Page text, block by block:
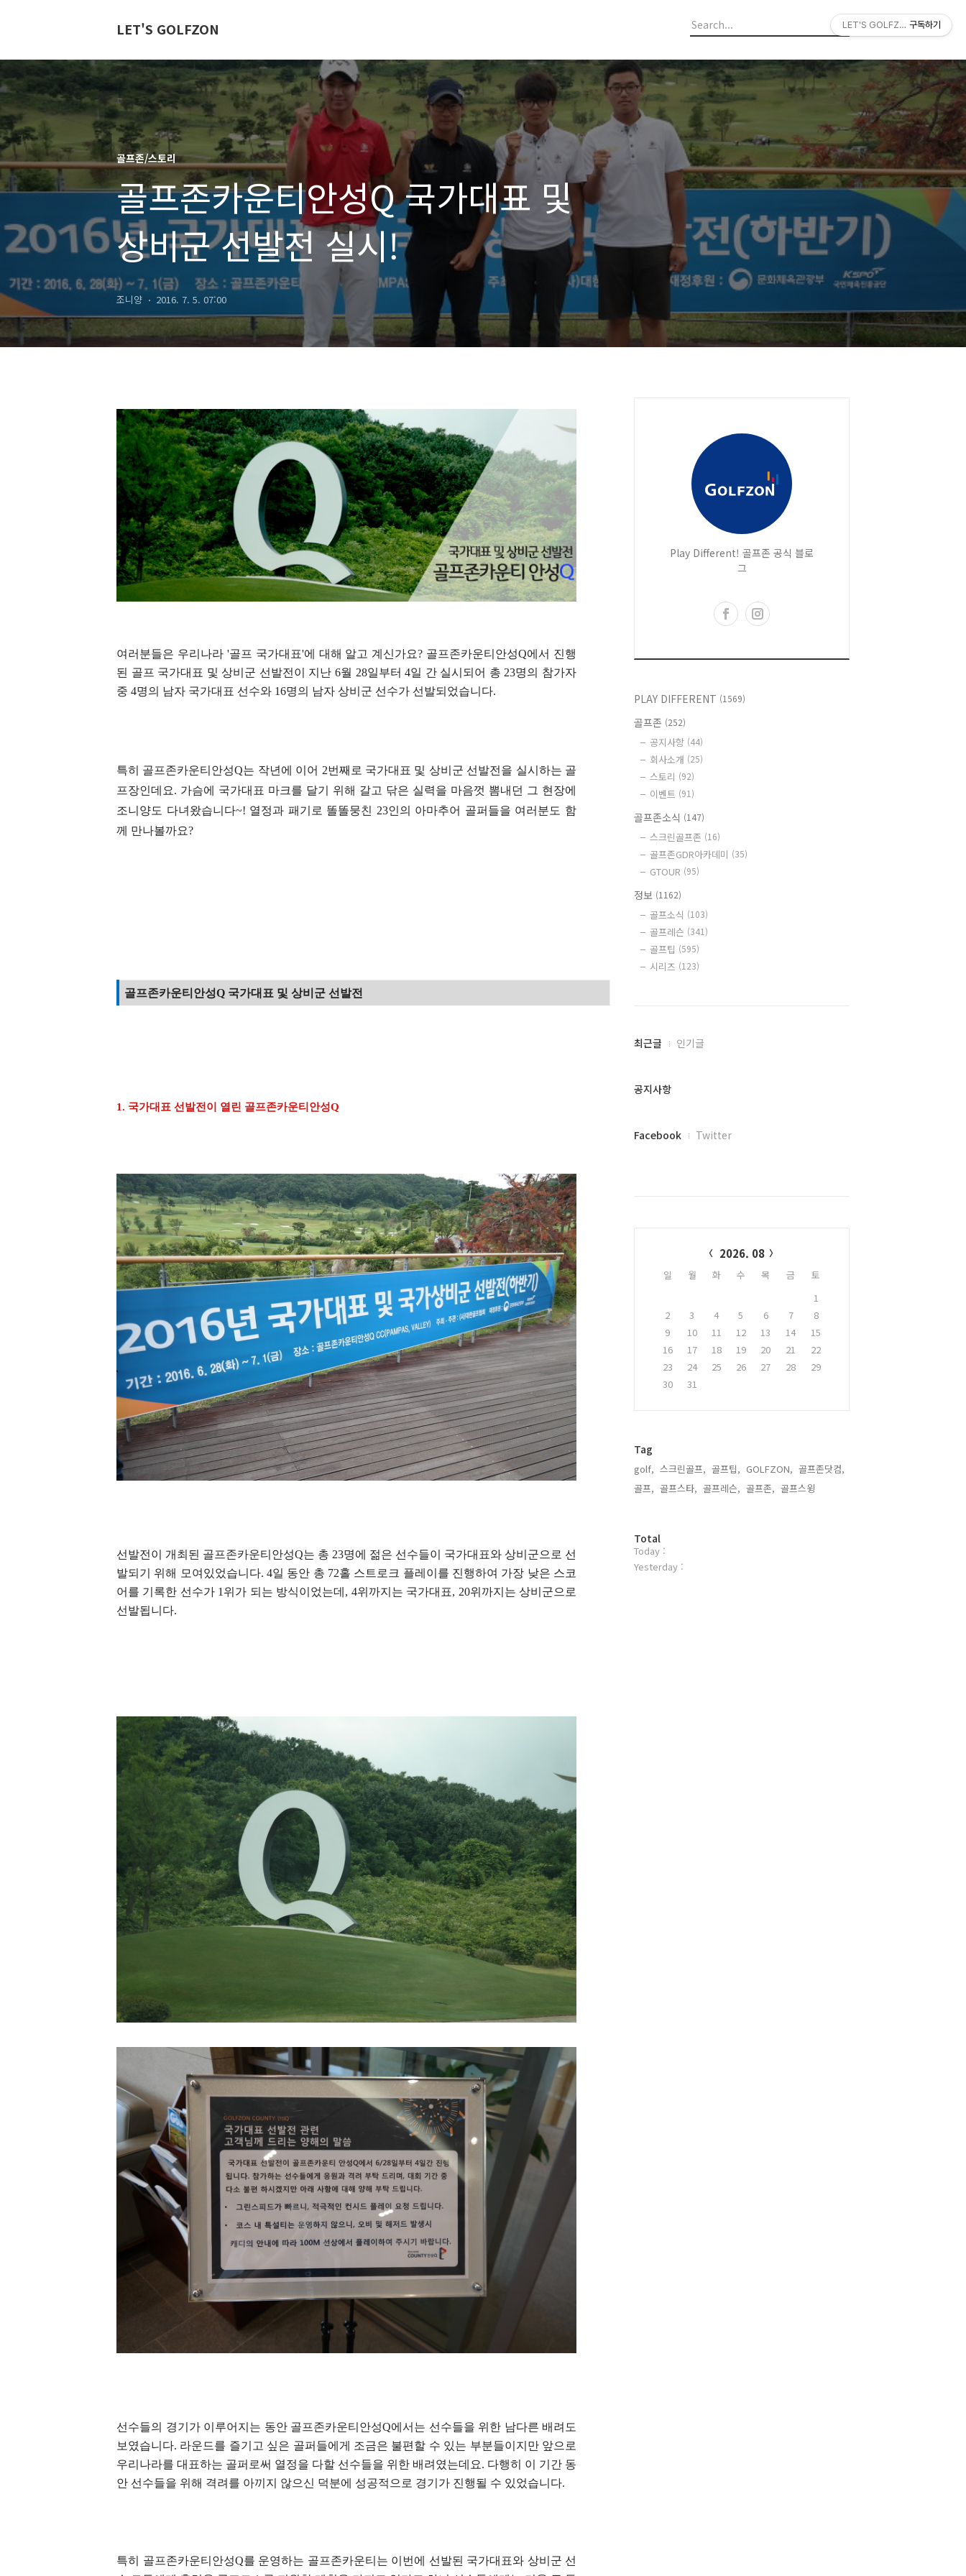
LET'S GOLFZON
골프존/스토리
골프존카운티안성Q 국가대표 및
상비군 선발전 실시!
조니양 2016. 7. 5. 07:00
여러분들은 우리나라 '골프 국가대표'에 대해 알고 계신가요? 골프존카운티안성Q에서 진행
된 골프 국가대표 및 상비군 선발전이 지난 6월 28일부터 4일 간 실시되어 총 23명의 참가자
중 4명의 남자 국가대표 선수와 16명의 남자 상비군 선수가 선발되었습니다.
특히 골프존카운티안성Q는 작년에 이어 2번째로 국가대표 및 상비군 선발전을 실시하는 골
프장인데요. 가슴에 국가대표 마크를 달기 위해 갈고 닦은 실력을 마음껏 뽐내던 그 현장에
조니양도 다녀왔습니다~! 열정과 패기로 똘똘뭉친 23인의 아마추어 골퍼들을 여러분도 함
께 만나볼까요?
골프존카운티안성Q 국가대표 및 상비군 선발전
1. 국가대표 선발전이 열린 골프존카운티안성Q
선발전이 개최된 골프존카운티안성Q는 총 23명에 젊은 선수들이 국가대표와 상비군으로 선
발되기 위해 모여있었습니다. 4일 동안 총 72홀 스트로크 플레이를 진행하여 가장 낮은 스코
어를 기록한 선수가 1위가 되는 방식이었는데, 4위까지는 국가대표, 20위까지는 상비군으로
선발됩니다.
선수들의 경기가 이루어지는 동안 골프존카운티안성Q에서는 선수들을 위한 남다른 배려도
보였습니다. 라운드를 즐기고 싶은 골퍼들에게 조금은 불편할 수 있는 부분들이지만 앞으로
우리나라를 대표하는 골퍼로써 열정을 다할 선수들을 위한 배려였는데요. 다행히 이 기간 동
안 선수들을 위해 격려를 아끼지 않으신 덕분에 성공적으로 경기가 진행될 수 있었습니다.
특히 골프존카운티안성Q를 운영하는 골프존카운티는 이번에 선발된 국가대표와 상비군 선
Play Different! 골프존 공식 블로
그
PLAY DIFFERENT (1569)
골프존 (252)
공지사항 (44)
회사소개 (25)
스토리 (92)
이벤트 (91)
골프존소식 (147)
스크린골프존 (16)
골프존GDR아카데미 (35)
GTOUR (95)
정보 (1162)
골프소식 (103)
골프레슨 (341)
골프팁 (595)
시리즈 (123)
최
과
글
최근글 인기글
공지사항
페
Facebook Twitter
2026. 08
일 월 화 수 목 금
토
1
2
3 4 5 6 7
8
9
10 11 12 13 14
15
16
17 18 19 20 21
22
23
24 25 26 27 28
29
30
31
Tag
golf, 스크린골프, 골프팁, GOLFZON, 골프존닷컴,
골프, 골프스타, 골프레슨, 골프존, 골프스윙,
방
문
자
Total
Today :
Yesterday :
LET'S GOLFZON구독하기